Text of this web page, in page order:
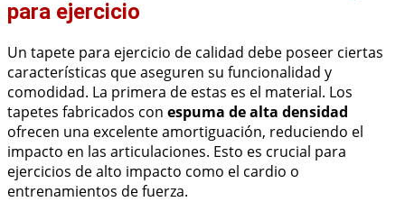
para ejercicio
Un tapete para ejercicio de calidad debe poseer ciertas
características que aseguren su funcionalidad y
comodidad. La primera de estas es el material. Los
tapetes fabricados con espuma de alta densidad
ofrecen una excelente amortiguación, reduciendo el
impacto en las articulaciones. Esto es crucial para
ejercicios de alto impacto como el cardio o
entrenamientos de fuerza.